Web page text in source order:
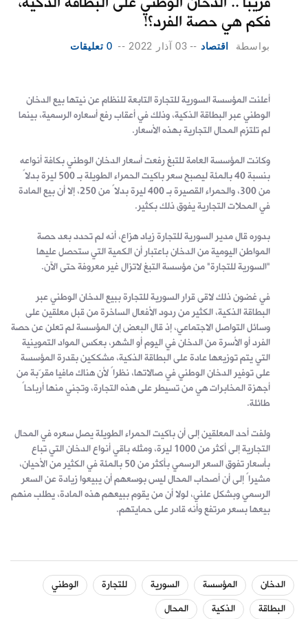
فكم هي حصة الفرد؟!
بواسطة اقتصاد -- 03 آذار 2022 -- 0 تعليقات
أعلنت المؤسسة السورية للتجارة التابعة للنظام عن نيتها بيع الدخان
الوطني عبر البطاقة الذكية، وذلك في أعقاب رفع أسعاره الرسمية، بينما
لم تلتزم المحال التجارية بهذه الأسعار.
وكانت المؤسسة العامة للتبغ رفعت أسعار الدخان الوطني بكافة أنواعه
بنسبة 40 بالمئة ليصبح سعر باكيت الحمراء الطويلة بـ 500 ليرة بدلاً
من 300، والحمراء القصيرة بـ 400 ليرة بدلاً من 250، إلا أن بيع المادة
في المحلات التجارية يفوق ذلك بكثير.
بدوره قال مدير السورية للتجارة زياد هزاع، أنه لم تحدد بعد حصة
المواطن اليومية من الدخان باعتبار أن الكمية التي ستحصل عليها
"السورية للتجارة" من مؤسسة التبغ لاتزال غير معروفة حتى الآن.
في غضون ذلك لاقى قرار السورية للتجارة ببيع الدخان الوطني عبر
البطاقة الذكية، الكثير من ردود الأفعال الساخرة من قبل معلقين على
وسائل التواصل الاجتماعي، إذ قال البعض إن المؤسسة لم تعلن عن حصة
الفرد أو الأسرة من الدخان في اليوم أو الشهر، بعكس المواد التموينية
التي يتم توزيعها عادة على البطاقة الذكية، مشككين بقدرة المؤسسة
على توفير الدخان الوطني في صالاتها، نظراً لأن هناك مافيا مقرّبة من
أجهزة المخابرات هي من تسيطر على هذه التجارة، وتجني منها أرباحاً
طائلة.
ولفت أحد المعلقين إلى أن باكيت الحمراء الطويلة يصل سعره في المحال
التجارية إلى أكثر من 1000 ليرة، ومثله باقي أنواع الدخان التي تباع
بأسعار تفوق السعر الرسمي بأكثر من 50 بالمئة في الكثير من الأحيان،
مشيراً إلى أن أصحاب المحال ليس بوسعهم أن يبيعوا زيادة عن السعر
الرسمي وبشكل علني، لولا أن من يقوم ببيعهم هذه المادة، يطلب منهم
بيعها بسعر مرتفع وأنه قادر على حمايتهم.
الدخان المؤسسة السورية للتجارة
الوطني
البطاقة
الذكية المحال